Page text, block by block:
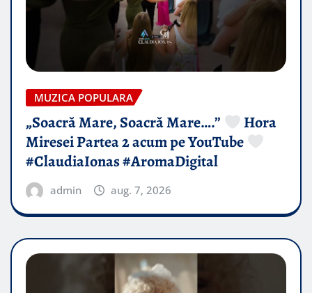
MUZICA POPULARA
„Soacră Mare, Soacră Mare….”
Hora
Miresei Partea 2 acum pe YouTube
#ClaudiaIonas #AromaDigital
admin aug. 7, 2026